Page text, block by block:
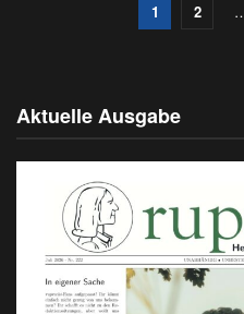
1 2
Aktuelle Ausgabe